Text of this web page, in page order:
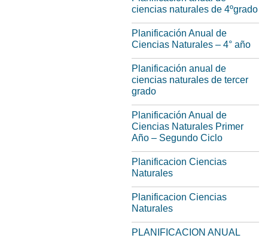
ciencias naturales de 4ºgrado
Planificación Anual de
Ciencias Naturales – 4° año
Planificación anual de
ciencias naturales de tercer
grado
Planificación Anual de
Ciencias Naturales Primer
Año – Segundo Ciclo
Planificacion Ciencias
Naturales
Planificacion Ciencias
Naturales
PLANIFICACION ANUAL